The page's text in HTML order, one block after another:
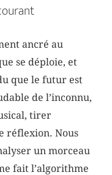
ancré au
se déploie, et
que le futur est
de l’inconnu,
tirer
réflexion. Nous
un morceau
fait l’algorithme